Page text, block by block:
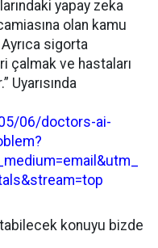
yapay zeka
olan kamu
sigorta
çalmak ve hastaları
Uyarısında
06/doctors-ai-
konuyu bizde